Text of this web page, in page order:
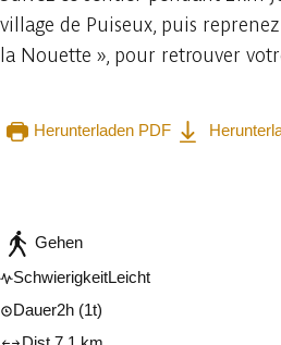
village de Puiseux, puis
la Nouette », pour retrouver
Herunterladen PDF
Gehen
SchwierigkeitLeicht
Dauer2h (1t)